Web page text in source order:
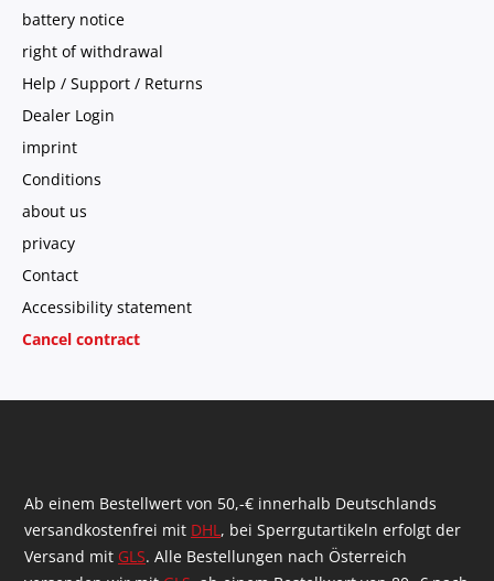
battery notice
right of withdrawal
Help / Support / Returns
Dealer Login
imprint
Conditions
about us
privacy
Contact
Accessibility statement
Cancel contract
Ab einem Bestellwert von 50,-€ innerhalb Deutschlands
versandkostenfrei mit DHL, bei Sperrgutartikeln erfolgt der
Versand mit GLS. Alle Bestellungen nach Österreich